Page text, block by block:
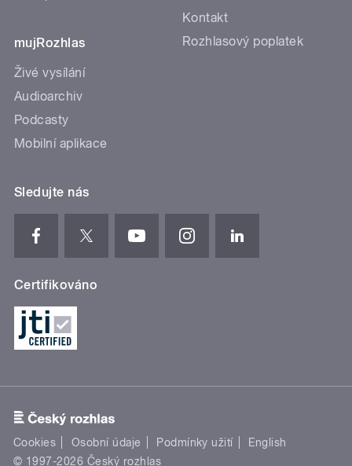
mujRozhlas
Živé vysílání
Audioarchiv
Podcasty
Mobilní aplikace
Kontakt
Rozhlasový poplatek
Sledujte nás
Certifikováno
Cookies Osobní údaje Podmínky užití
English
© 1997-2026 Český rozhlas